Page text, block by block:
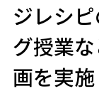
ジレシ
グ授業
画を実施